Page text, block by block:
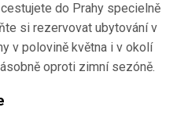
do Prahy specielně
si rezervovat ubytování v
v polovině května i v okolí
oproti zimní sezóně.